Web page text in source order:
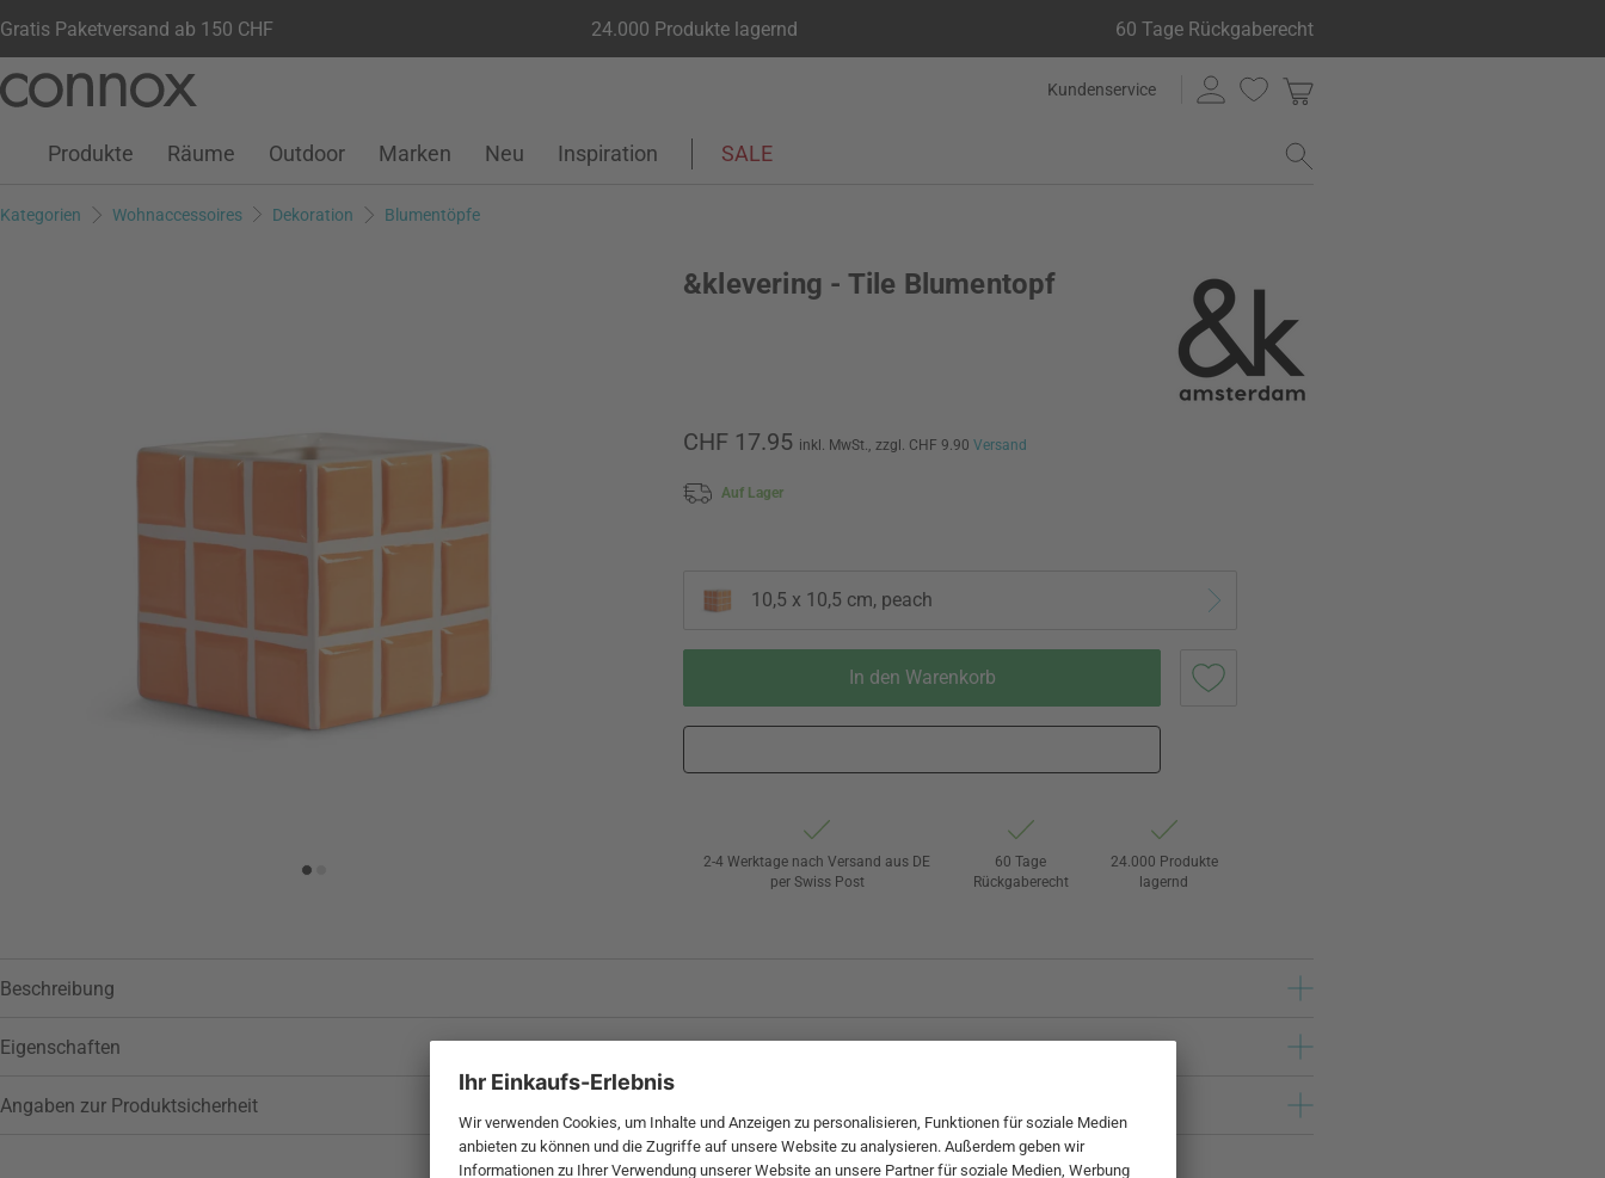
Gratis Paketversand ab 150 CHF 24.000 Produkte lagernd 60 Tage Rückgaberecht
Seiteninhalt
Suchfeld
Kundenservice
Kundenkonto
Wunschliste
Warenkorb
Produkte Räume Outdoor Marken Neu Inspiration SALE
Kategorien Wohnaccessoires Dekoration Blumentöpfe
&klevering - Tile Blumentopf
CHF 17.95 inkl. MwSt., zzgl. CHF 9.90 Versand
Auf Lager
10,5 x 10,5 cm, peach
In den Warenkorb
2-4 Werktage nach Versand aus DE
per Swiss Post
60 Tage
Rückgaberecht
24.000 Produkte
lagernd
Beschreibung
Eigenschaften
Angaben zur Produktsicherheit